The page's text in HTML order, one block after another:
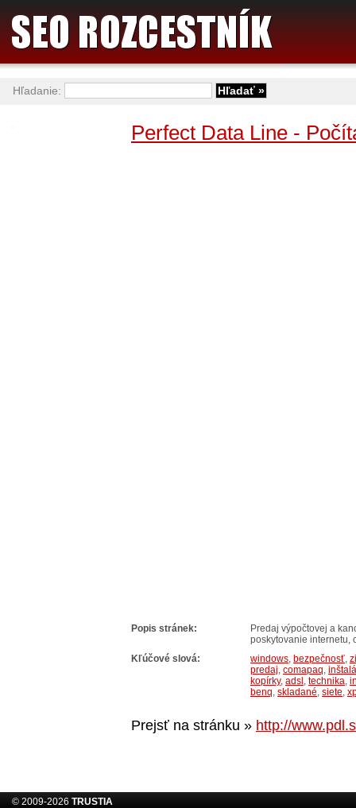
Perfect Data Line -
Popis stránek:
Predaj výpočtovej a
poskytovanie internetu,
Kľúčové slová:
windows, bezpečnosť,
predaj, comapaq,
kopírky, adsl , technika,
benq, skladané, siete,
Prejsť na stránku » http://
Hľadanie:
© 2009-2026 TRUSTIA